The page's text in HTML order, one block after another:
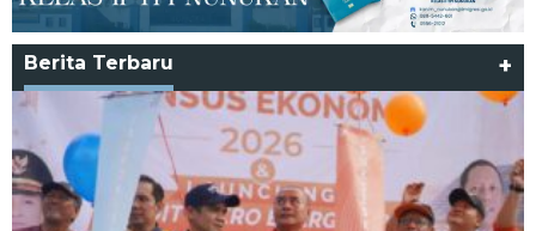
Berita Terbaru +